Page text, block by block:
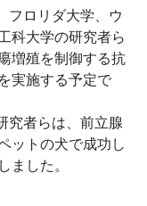
フロリダ大学、ウ
科大学の研究者ら
増殖を制御する抗
実施する予定で
究者らは、前立腺
ットの犬で成功し
した。